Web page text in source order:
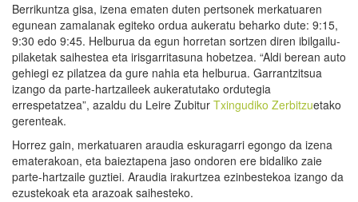
Berrikuntza gisa, izena ematen duten pertsonek merkatuaren
egunean zamalanak egiteko ordua aukeratu beharko dute: 9:15,
9:30 edo 9:45. Helburua da egun horretan sortzen diren ibilgailu-
pilaketak saihestea eta irisgarritasuna hobetzea. “Aldi berean auto
gehiegi ez pilatzea da gure nahia eta helburua. Garrantzitsua
izango da parte-hartzaileek aukeratutako ordutegia
errespetatzea”, azaldu du Leire Zubitur Txingudiko Zerbitzuetako
gerenteak.
Horrez gain, merkatuaren araudia eskuragarri egongo da izena
ematerakoan, eta baieztapena jaso ondoren ere bidaliko zaie
parte-hartzaile guztiei. Araudia irakurtzea ezinbestekoa izango da
ezustekoak eta arazoak saihesteko.